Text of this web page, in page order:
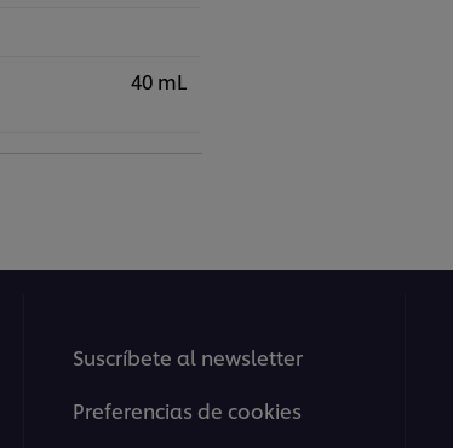
40 mL
Suscríbete al newsletter
Preferencias de cookies